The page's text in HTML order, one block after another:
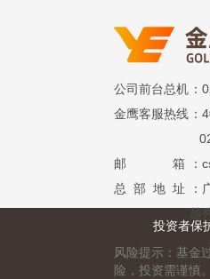
公司前台总机 ：
金鹰客服热线 ：
020-
邮 箱
：
总 部 地 址
：
投资者保
风险提示：基金
险，投资需谨慎